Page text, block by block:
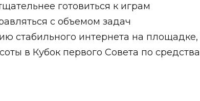
готовиться к играм
с объемом задач
стабильного интернета на
в Кубок первого Совета по